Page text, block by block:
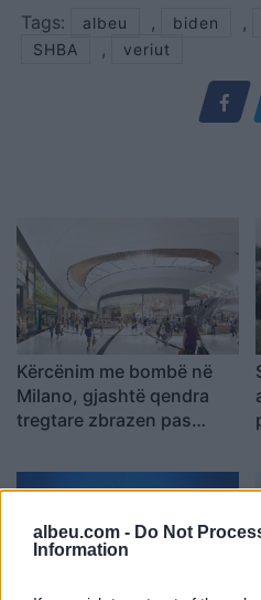
albeu.com - Do Not
Information
Tags:
albeu , biden ,
SHBA , veriut
Kërcënim me bombë në
Milano, gjashtë qendra
tregtare zbrazen pas